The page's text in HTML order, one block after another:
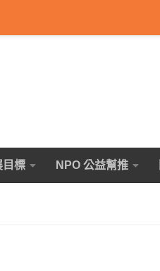
目標 NPO 公益幫推